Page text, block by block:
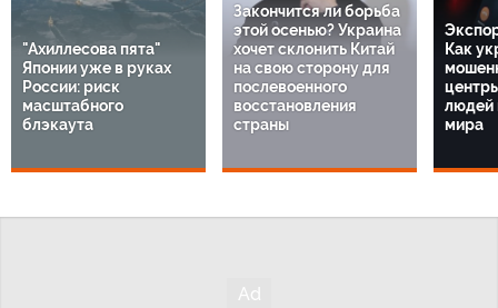
"Ахиллесова пята"
Японии уже в руках
России: риск
масштабного
блэкаута
Закончится ли борьба
этой осенью? Украина
хочет склонить Китай
на свою сторону для
послевоенного
восстановления
страны
Как
людей
мира